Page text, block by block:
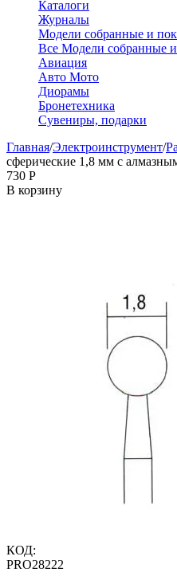
Каталоги
Журналы
Модели собранные и
Все Модели собранные
Авиация
Авто Мото
Диорамы
Бронетехника
Сувениры, подарки
Главная/Электроинструмент/
сферические 1,8 мм с
‍730‍ Р
В корзину
КОД:
PRO28222